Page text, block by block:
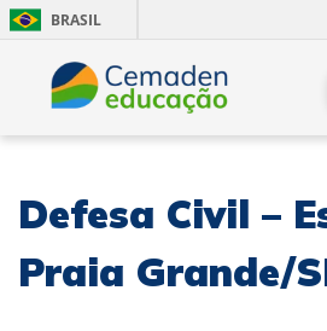
BRASIL
Defesa Civil –
Praia Grande/